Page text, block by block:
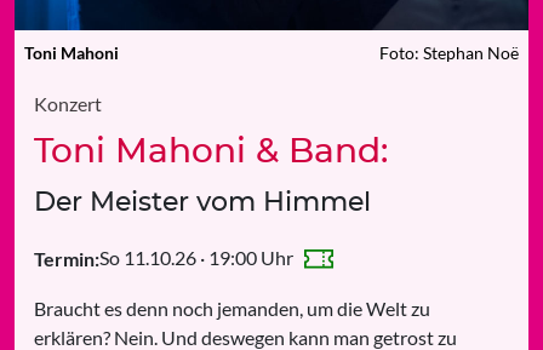
Toni Mahoni Foto: Stephan Noë
Konzert
Toni Mahoni & Band:
Der Meister vom Himmel
Termin:So 11.10.26 · 19:00 Uhr
Braucht es denn noch jemanden, um die Welt zu
erklären? Nein. Und deswegen kann man getrost zu